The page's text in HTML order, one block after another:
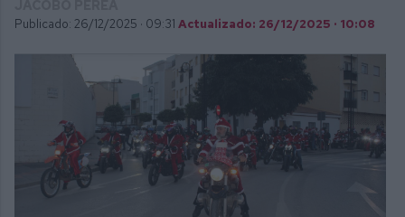
Publicado: 26/12/2025 · 09:31 Actualizado: 26/12/2025 · 10:08